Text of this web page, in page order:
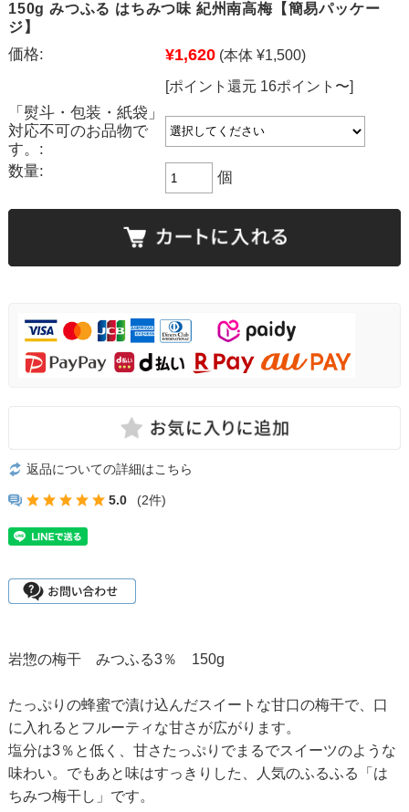
150g みつふる はちみつ味 紀州南高梅【簡易パッケー
ジ】
価格: ¥1,620 (本体 ¥1,500)
[ポイント還元 16ポイント〜]
「熨斗・包装・紙袋」
対応不可のお品物で
す。:
数量:
個
返品についての詳細はこちら
5.0 (2件)
岩惣の梅干 みつふる3％ 150g
たっぷりの蜂蜜で漬け込んだスイートな甘口の梅干で、口
に入れるとフルーティな甘さが広がります。
塩分は3％と低く、甘さたっぷりでまるでスイーツのような
味わい。でもあと味はすっきりした、人気のふるふる「は
ちみつ梅干し」です。